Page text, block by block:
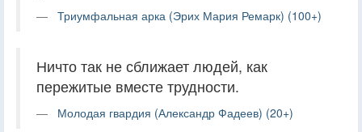
Триумфальная арка (Эрих Мария Ремарк) (100+)
Ничто так не сближает людей, как
пережитые вместе трудности.
Молодая гвардия (Александр Фадеев) (20+)